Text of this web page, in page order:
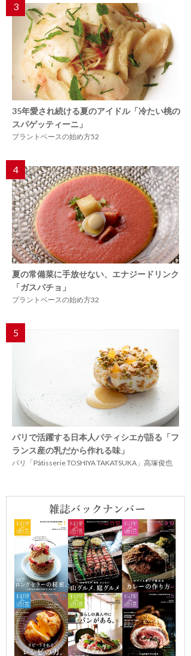
3
35年愛され続ける夏のアイドル「冷たい桃の
スパゲッティーニ」
プラントベースの始め方52
4
夏の常備菜に手放せない、エナジードリンク
「ガスパチョ」
プラントベースの始め方32
5
パリで活躍する日本人パティシエが語る「フ
ランス産の乳だから作れる味」
パリ「Pâtisserie TOSHIYA TAKATSUKA」高塚俊也